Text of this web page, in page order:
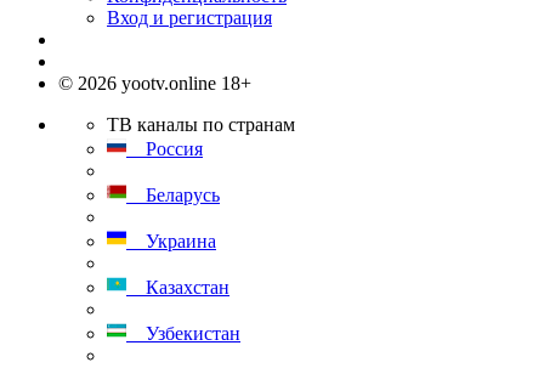
Вход и регистрация
© 2026 yootv.online 18+
ТВ каналы по странам
Россия
Беларусь
Украина
Казахстан
Узбекистан